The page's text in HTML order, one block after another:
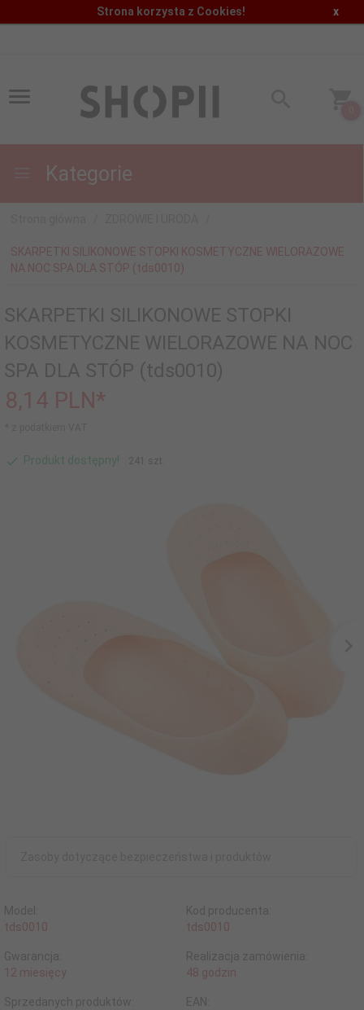
Strona korzysta z Cookies! x
Kategorie
SKARPETKI SILIKONOWE STOPKI KOSMETYCZNE WIELORAZOWE
NA NOC SPA DLA STÓP (tds0010)
SKARPETKI SILIKONOWE STOPKI
KOSMETYCZNE WIELORAZOWE NA NOC
SPA DLA STÓP (tds0010)
8,14 PLN*
Produkt dostępny! 241 szt.
Model:
tds0010
Kod producenta:
tds0010
Gwarancja:
12 miesięcy
Realizacja zamówienia:
48 godzin
Sprzedanych produktów:
EAN: